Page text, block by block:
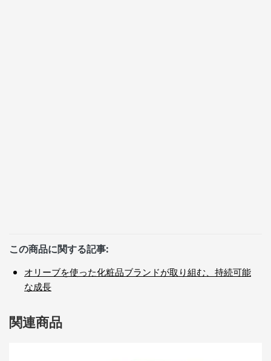
この商品に関する記事:
オリーブを使った化粧品ブランドが取り組む、持続可能
な成長
関連商品